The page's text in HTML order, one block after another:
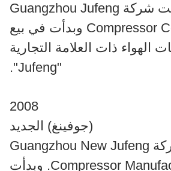
تأسست شركة Guangzhou Jufeng
Compressor Co ، Ltd وبدأت في بيع
الهواء ذات العلامة التجارية
"Jufeng".
2008
(جوفينغ) الجديد
تأسست شركة Guangzhou New Jufeng
Compressor Manufacturing Co.، Ltd. وبدأت